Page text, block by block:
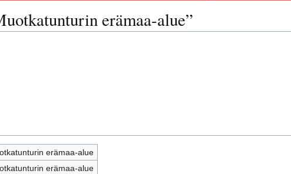
erämaa-alue”
erämaa-alue
erämaa-alue